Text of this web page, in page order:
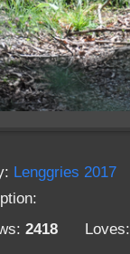
Lenggries 2017
2418 Loves: